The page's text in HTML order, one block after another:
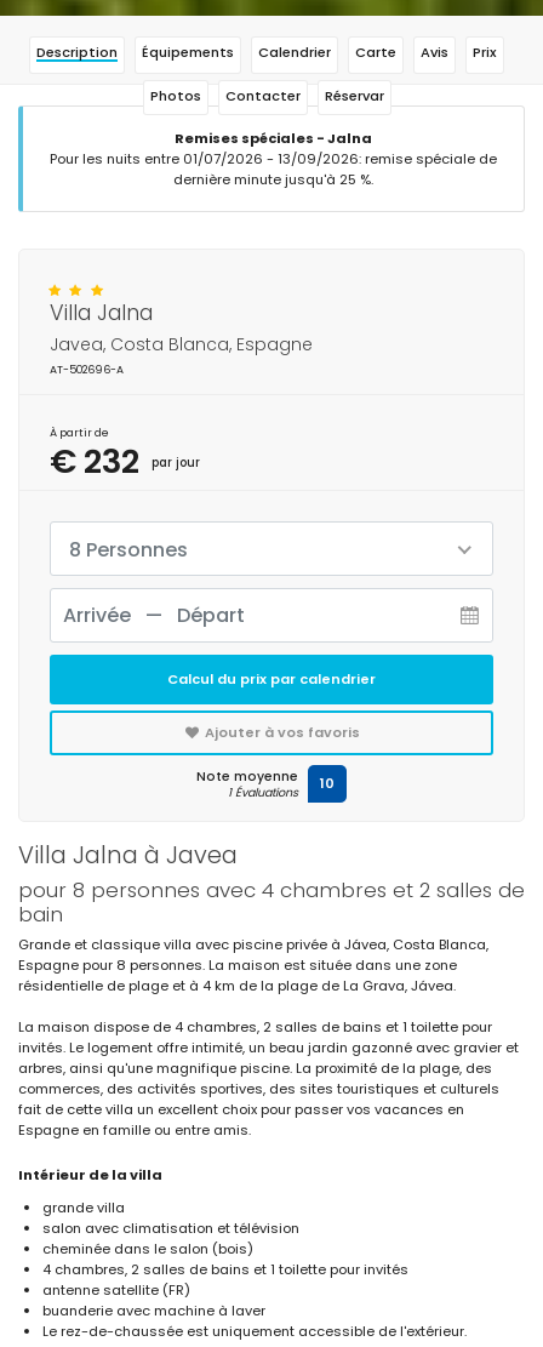
Description Équipements Calendrier Carte Avis Prix
Photos Contacter Réservar
Remises spéciales - Jalna
Pour les nuits entre 01/07/2026 - 13/09/2026: remise spéciale de
dernière minute jusqu'à 25 %.
Villa Jalna à Javea
pour 8 personnes avec 4 chambres et 2 salles de
bain
Grande et classique villa avec piscine privée à Jávea, Costa Blanca,
Espagne pour 8 personnes. La maison est située dans une zone
résidentielle de plage et à 4 km de la plage de La Grava, Jávea.
La maison dispose de 4 chambres, 2 salles de bains et 1 toilette pour
invités. Le logement offre intimité, un beau jardin gazonné avec gravier et
arbres, ainsi qu'une magnifique piscine. La proximité de la plage, des
commerces, des activités sportives, des sites touristiques et culturels
fait de cette villa un excellent choix pour passer vos vacances en
Espagne en famille ou entre amis.
Intérieur de la villa
grande villa
salon avec climatisation et télévision
cheminée dans le salon (bois)
4 chambres, 2 salles de bains et 1 toilette pour invités
antenne satellite (FR)
buanderie avec machine à laver
Le rez-de-chaussée est uniquement accessible de l'extérieur.
Villa Jalna
Javea, Costa Blanca, Espagne
AT-502696-A
À partir de
€ 232 par jour
8 Personnes
Calcul du prix par calendrier
Ajouter à vos favoris
Note moyenne
1 Évaluations 10